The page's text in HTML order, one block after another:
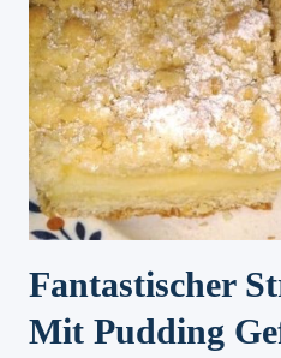
Fantastischer
Mit Pudding